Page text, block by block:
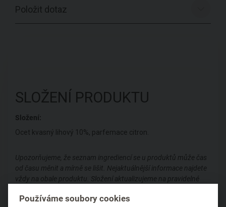
Položit dotaz
SLOŽENÍ PRODUKTU
Složení:
Ocet kvasný lihový 10%, parfemace citron.
Upozorňujeme, že seznam ingrediencí se u produktů může čas
od času měnit a mírně se lišit. Nejaktuálnější informace najdete
vždy na obale produktu. Složení aktualizujeme na pravidelné
Používáme soubory cookies